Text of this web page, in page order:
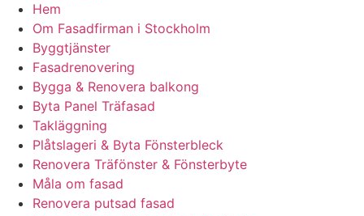
Hem
Om Fasadfirman i Stockholm
Byggtjänster
Fasadrenovering
Bygga & Renovera balkong
Byta Panel Träfasad
Takläggning
Plåtslageri & Byta Fönsterbleck
Renovera Träfönster & Fönsterbyte
Måla om fasad
Renovera putsad fasad